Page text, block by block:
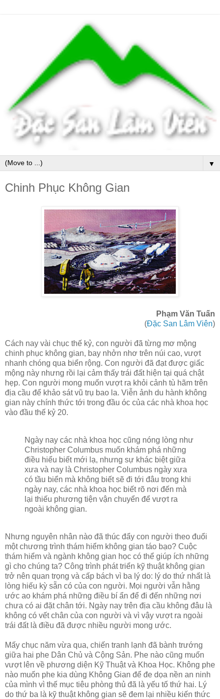
▼
Chinh Phục Không Gian
Phạm Văn Tuấn
(Đặc San Lâm Viên)
Cách nay vài chục thế kỷ, con người đã từng mơ mộng
chinh phục không gian, bay nhởn nhơ trên núi cao, vượt
nhanh chóng qua biển rộng. Con người đã đạt được giấc
mộng này nhưng rồi lại cảm thấy trái đất hiện tại quá chật
hẹp. Con người mong muốn vượt ra khỏi cảnh tù hãm trên
địa cầu để khảo sát vũ trụ bao la. Viễn ảnh du hành không
gian này chính thức tới trong đầu óc của các nhà khoa học
vào đầu thế kỷ 20.
Ngày nay các nhà khoa học cũng nóng lòng như
Christopher Columbus muốn khám phá những
điều hiểu biết mới lạ, nhưng sự khác biệt giữa
xưa và nay là Christopher Columbus ngày xưa
có tầu biển mà không biết sẽ đi tới đâu trong khi
ngày nay, các nhà khoa học biết rõ nơi đến mà
lại thiếu phương tiện vận chuyển để vượt ra
ngoài không gian.
Nhưng nguyên nhân nào đã thúc đẩy con người theo đuổi
một chương trình thám hiểm không gian táo bạo? Cuộc
thám hiểm và ngành không gian học có thể giúp ích những
gì cho chúng ta? Công trình phát triển kỹ thuật không gian
trở nên quan trọng và cấp bách vì ba lý do: lý do thứ nhất là
lòng hiếu kỳ sẵn có của con người. Mọi người vẫn hằng
ước ao khám phá những điều bí ẩn để đi đến những nơi
chưa có ai đặt chân tới. Ngày nay trên địa cầu không đâu là
không có vết chân của con người và vì vậy vượt ra ngoài
trái đất là điều đã được nhiều người mong ước.
Mấy chục năm vừa qua, chiến tranh lạnh đã bành trướng
giữa hai phe Dân Chủ và Cộng Sản. Phe nào cũng muốn
vượt lên về phương diện Kỹ Thuật và Khoa Học. Không phe
nào muốn phe kia dùng Không Gian để đe dọa nền an ninh
của mình vì thế mục tiêu phòng thủ đã là yếu tố thứ hai. Lý
do thứ ba là kỹ thuật không gian sẽ đem lại nhiều kiến thức